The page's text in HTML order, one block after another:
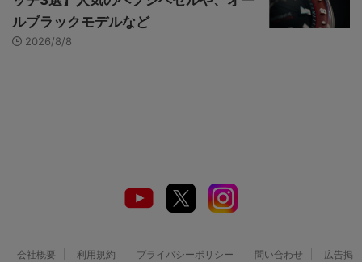
ルブラックモデルなど
2026/8/8
会社概要 利用規約 プライバシーポリシー 問い合わせ
広告掲